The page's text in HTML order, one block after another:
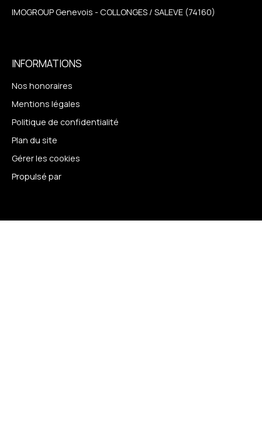
IMOGROUP Genevois - COLLONGES / SALEVE (74160)
INFORMATIONS
Nos honoraires
Mentions légales
Politique de confidentialité
Plan du site
Gérer les cookies
Propulsé par